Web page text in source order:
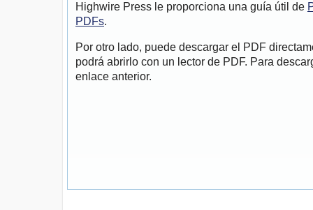
Highwire Press le proporciona una guía útil de
PDFs.
Por otro lado, puede descargar el PDF
podrá abrirlo con un lector de PDF. Para
enlace anterior.